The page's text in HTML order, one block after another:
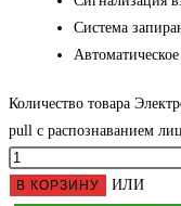
Система
Количество товара
pull с распознаванием
В КОРЗИНУ ИЛИ